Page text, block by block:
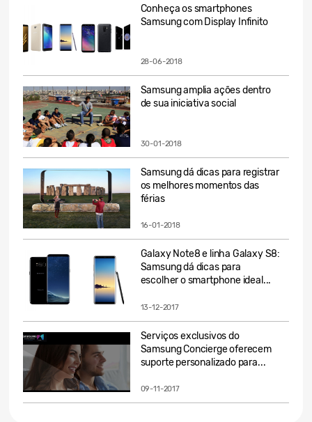
Conheça os smartphones
Samsung com Display Infinito
28-06-2018
Samsung amplia ações dentro
de sua iniciativa social
30-01-2018
Samsung dá dicas para registrar
os melhores momentos das
férias
16-01-2018
Galaxy Note8 e linha Galaxy S8:
Samsung dá dicas para
escolher o smartphone ideal...
13-12-2017
Serviços exclusivos do
Samsung Concierge oferecem
suporte personalizado para...
09-11-2017